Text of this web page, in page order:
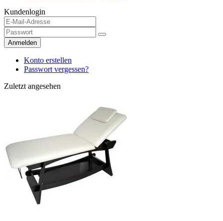
Kundenlogin
Anmelden
Konto erstellen
Passwort vergessen?
Zuletzt angesehen